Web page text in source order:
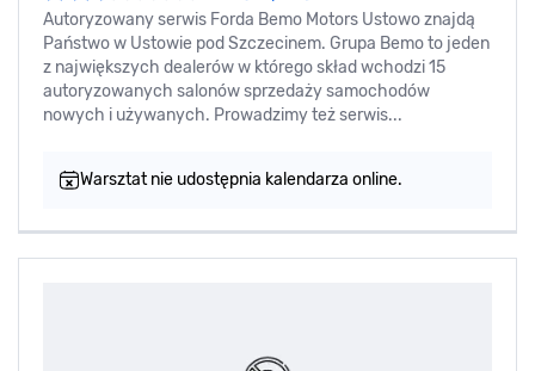
Autoryzowany serwis Forda Bemo Motors Ustowo znajdą
Państwo w Ustowie pod Szczecinem. Grupa Bemo to jeden
z największych dealerów w którego skład wchodzi 15
autoryzowanych salonów sprzedaży samochodów
nowych i używanych. Prowadzimy też serwis...
Warsztat nie udostępnia kalendarza online.